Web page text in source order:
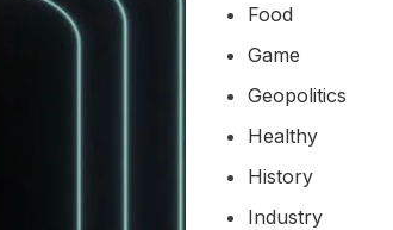
Food
Game
Geopolitics
Healthy
History
Industry